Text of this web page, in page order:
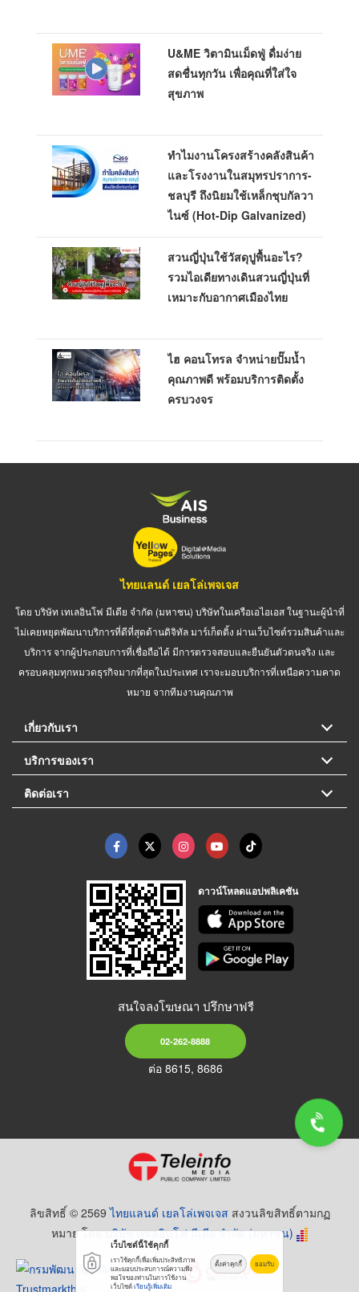
U&ME วิตามินเม็ดฟู่ ดื่มง่าย
สดชื่นทุกวัน เพื่อคุณที่ใส่ใจ
สุขภาพ
ทำไมงานโครงสร้างคลังสินค้า
และโรงงานในสมุทรปราการ-
ชลบุรี ถึงนิยมใช้เหล็กชุบกัลวา
ไนซ์ (Hot-Dip Galvanized)
สวนญี่ปุ่นใช้วัสดุปูพื้นอะไร?
รวมไอเดียทางเดินสวนญี่ปุ่นที่
เหมาะกับอากาศเมืองไทย
ไฮ คอนโทรล จำหน่ายปั๊มน้ำ
คุณภาพดี พร้อมบริการติดตั้ง
ครบวงจร
ไทยแลนด์ เยลโล่เพจเจส
โดย บริษัท เทเลอินโฟ มีเดีย จำกัด (มหาชน) บริษัทในเครือเอไอเอส ในฐานะผู้นำที่
ไม่เคยหยุดพัฒนาบริการที่ดีที่สุดด้านดิจิทัล มาร์เก็ตติ้ง ผ่านเว็บไซต์รวมสินค้าและ
บริการ จากผู้ประกอบการที่เชื่อถือได้ มีการตรวจสอบและยืนยันตัวตนจริง และ
ครอบคลุมทุกหมวดธุรกิจมากที่สุดในประเทศ เราจะมอบบริการที่เหนือความคาด
หมาย จากทีมงานคุณภาพ
เกี่ยวกับเรา
บริการของเรา
ติดต่อเรา
ดาวน์โหลดแอปพลิเคชัน
สนใจลงโฆษณา ปรึกษาฟรี
02-262-8888
ต่อ 8615, 8686
ลิขสิทธิ์ © 2569ไทยแลนด์ เยลโล่เพจเจส สงวนลิขสิทธิ์ตามกฏ
หมาย โดยบริษัท เทเลอินโฟ มีเดีย จำกัด (มหาชน)
เว็บไซต์นี้ใช้คุกกี้
เราใช้คุกกี้เพื่อเพิ่มประสิทธิภาพ
และมอบประสบการณ์ความพึง
พอใจของท่านในการใช้งาน
เว็บไซต์เรียนรู้เพิ่มเติม
ตั้งค่าคุกกี้ ยอมรับ